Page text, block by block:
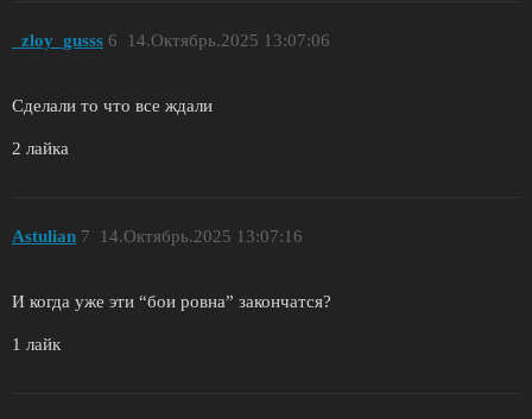
_zloy_gusss 14.Октябрь.2025 13:07:06
6
Сделали то что все ждали
2 лайка
Astulian 14.Октябрь.2025 13:07:16
7
И когда уже эти “бои ровна” закончатся?
1 лайк